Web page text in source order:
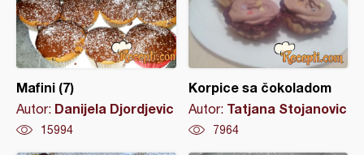
Mafini (7)
Autor: Danijela Djordjevic
15994
Korpice sa čokoladom
Autor: Tatjana Stojanovic
7964